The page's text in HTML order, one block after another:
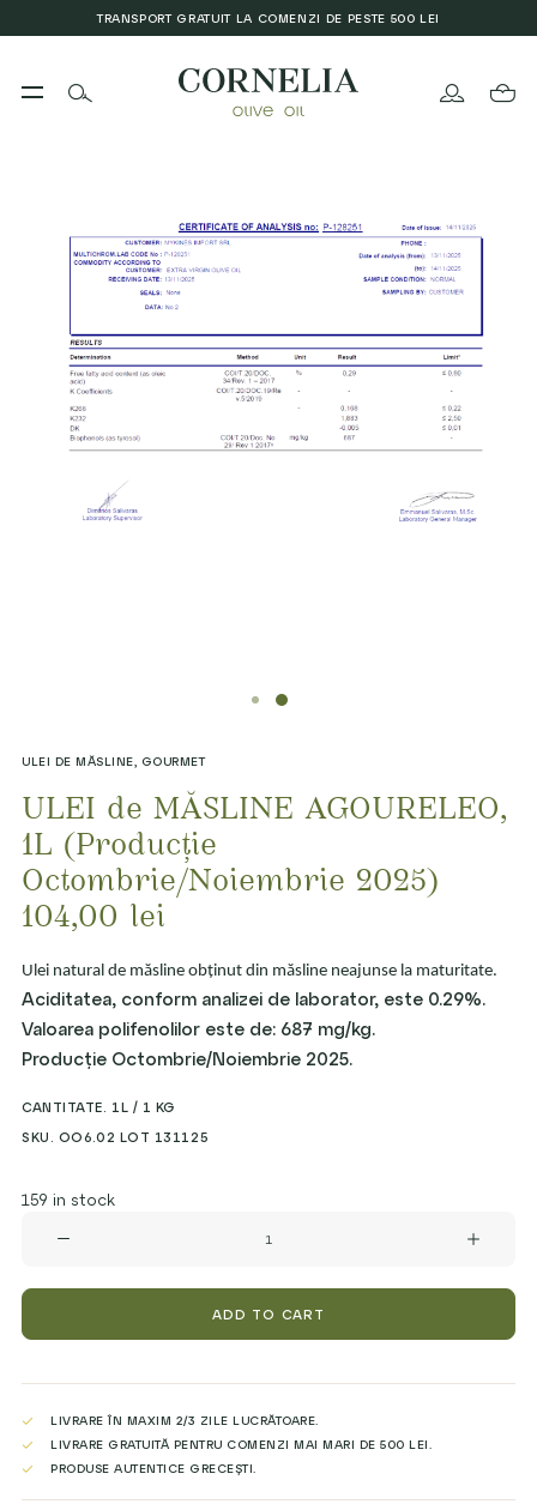
TRANSPORT GRATUIT LA COMENZI DE PESTE 500 LEI
ULEI DE MĂSLINE GOURMET
ULEI de MĂSLINE AGOURELEO,
1L (Producție
Octombrie/Noiembrie 2025)
104,00 lei
Ulei natural de măsline obținut din măsline neajunse la maturitate.
Aciditatea, conform analizei de laborator, este 0.29%.
Valoarea polifenolilor este de: 687 mg/kg.
Producție Octombrie/Noiembrie 2025.
CANTITATE. 1L / 1 KG
SKU. OO6.02 LOT 131125
159 in stock
AGOURELEO,
(Producție
2025)
ADD TO CART
LIVRARE ÎN MAXIM 2/3 ZILE LUCRĂTOARE.
LIVRARE GRATUITĂ PENTRU COMENZI MAI MARI DE 500 LEI.
PRODUSE AUTENTICE GRECEȘTI.